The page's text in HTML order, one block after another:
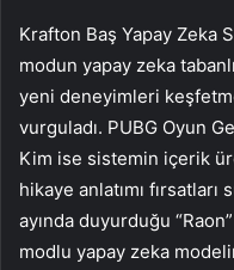
Krafton Baş Yapay Zeka
modun yapay zeka
yeni deneyimleri
vurguladı. PUBG Oyun
Kim ise sistemin içerik
hikaye anlatımı
ayında duyurduğu
modlu yapay zeka